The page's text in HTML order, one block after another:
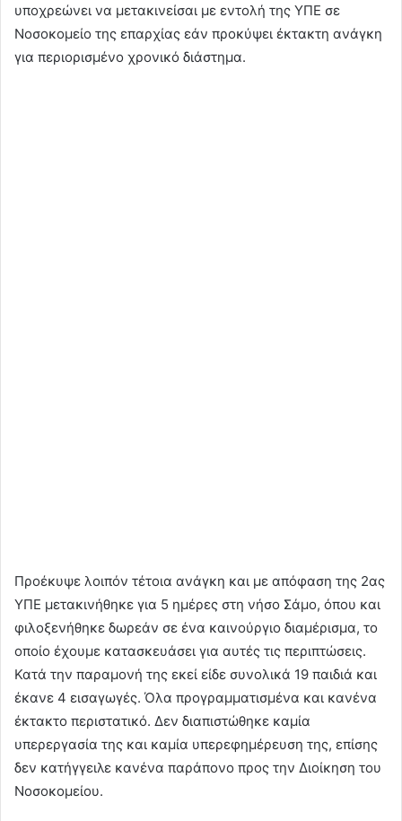
υποχρεώνει να μετακινείσαι με εντολή της ΥΠΕ σε
Νοσοκομείο της επαρχίας εάν προκύψει έκτακτη ανάγκη
για περιορισμένο χρονικό διάστημα.
Προέκυψε λοιπόν τέτοια ανάγκη και με απόφαση της 2ας
ΥΠΕ μετακινήθηκε για 5 ημέρες στη νήσο Σάμο, όπου και
φιλοξενήθηκε δωρεάν σε ένα καινούργιο διαμέρισμα, το
οποίο έχουμε κατασκευάσει για αυτές τις περιπτώσεις.
Κατά την παραμονή της εκεί είδε συνολικά 19 παιδιά και
έκανε 4 εισαγωγές. Όλα προγραμματισμένα και κανένα
έκτακτο περιστατικό. Δεν διαπιστώθηκε καμία
υπερεργασία της και καμία υπερεφημέρευση της, επίσης
δεν κατήγγειλε κανένα παράπονο προς την Διοίκηση του
Νοσοκομείου.